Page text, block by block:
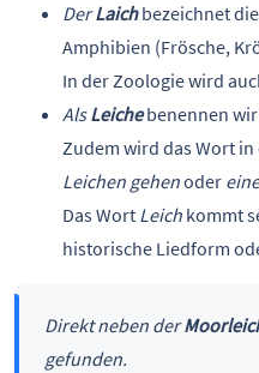
DerLaichbezeichnet
Amphibien (Frösche,
In der Zoologie wird
AlsLeichebenennen wir
Zudem wird das Wort
Leichen gehenoder
Das Wort Leich kommt
historische Liedform
Direkt neben der
gefunden.